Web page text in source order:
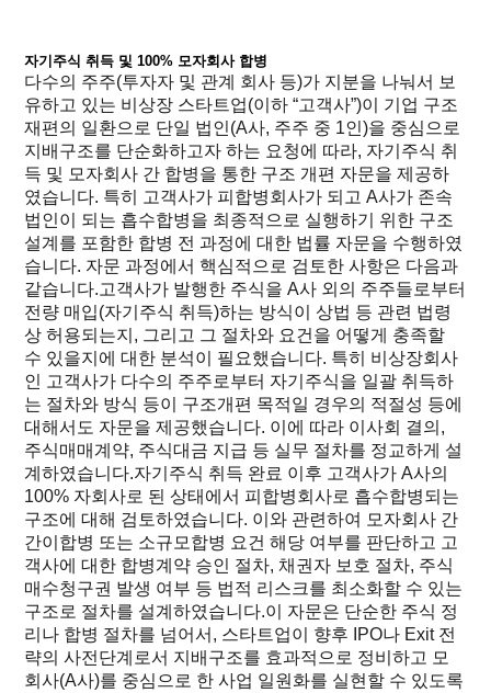
자기주식 취득 및 100% 모자회사 합병
다수의 주주(투자자 및 관계 회사 등)가 지분을 나눠서 보
유하고 있는 비상장 스타트업(이하 “고객사”)이 기업 구조
재편의 일환으로 단일 법인(A사, 주주 중 1인)을 중심으로
지배구조를 단순화하고자 하는 요청에 따라, 자기주식 취
득 및 모자회사 간 합병을 통한 구조 개편 자문을 제공하
였습니다. 특히 고객사가 피합병회사가 되고 A사가 존속
법인이 되는 흡수합병을 최종적으로 실행하기 위한 구조
설계를 포함한 합병 전 과정에 대한 법률 자문을 수행하였
습니다. 자문 과정에서 핵심적으로 검토한 사항은 다음과
같습니다.고객사가 발행한 주식을 A사 외의 주주들로부터
전량 매입(자기주식 취득)하는 방식이 상법 등 관련 법령
상 허용되는지, 그리고 그 절차와 요건을 어떻게 충족할
수 있을지에 대한 분석이 필요했습니다. 특히 비상장회사
인 고객사가 다수의 주주로부터 자기주식을 일괄 취득하
는 절차와 방식 등이 구조개편 목적일 경우의 적절성 등에
대해서도 자문을 제공했습니다. 이에 따라 이사회 결의,
주식매매계약, 주식대금 지급 등 실무 절차를 정교하게 설
계하였습니다.자기주식 취득 완료 이후 고객사가 A사의
100% 자회사로 된 상태에서 피합병회사로 흡수합병되는
구조에 대해 검토하였습니다. 이와 관련하여 모자회사 간
간이합병 또는 소규모합병 요건 해당 여부를 판단하고 고
객사에 대한 합병계약 승인 절차, 채권자 보호 절차, 주식
매수청구권 발생 여부 등 법적 리스크를 최소화할 수 있는
구조로 절차를 설계하였습니다.이 자문은 단순한 주식 정
리나 합병 절차를 넘어서, 스타트업이 향후 IPO나 Exit 전
략의 사전단계로서 지배구조를 효과적으로 정비하고 모
회사(A사)를 중심으로 한 사업 일원화를 실현할 수 있도록